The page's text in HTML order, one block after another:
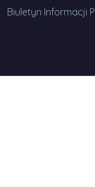
Biuletyn Informacji